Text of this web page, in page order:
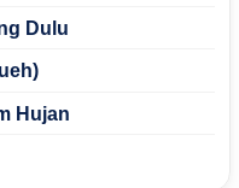
Dulu
Hujan